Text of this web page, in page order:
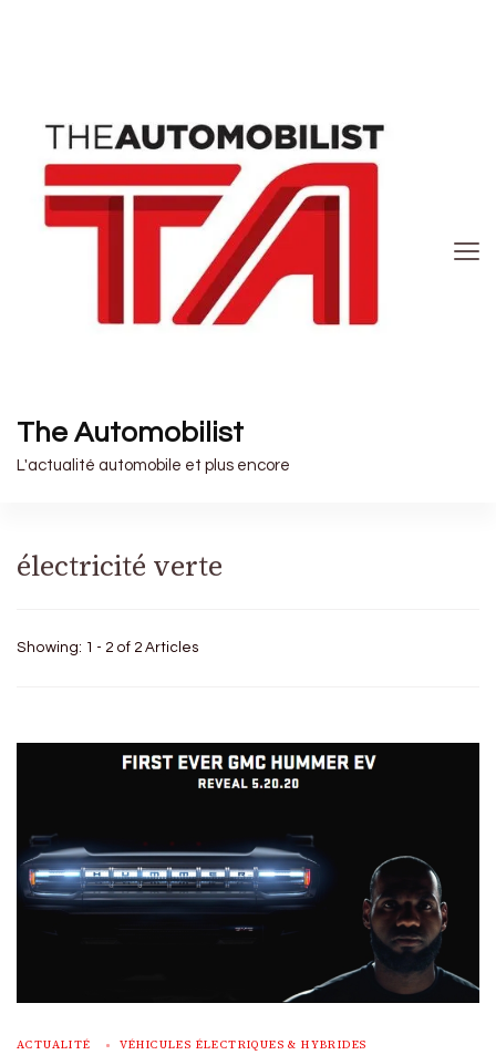
The Automobilist
L'actualité automobile et plus encore
électricité verte
Showing: 1 - 2 of 2 Articles
ACTUALITÉ VÉHICULES ÉLECTRIQUES & HYBRIDES